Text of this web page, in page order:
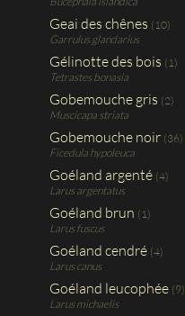
Geai des chênes (10)
Garrulus glandarius
Gélinotte des bois (1)
Tetrastes bonasia
Gobemouche gris (2)
Muscicapa striata
Gobemouche noir (36)
Ficedula hypoleuca
Goéland argenté (4)
Larus argentatus
Goéland brun (1)
Larus fuscus
Goéland cendré (4)
Larus canus
Goéland leucophée (9)
Larus michaelis